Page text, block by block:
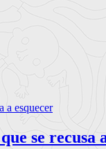
se recusa